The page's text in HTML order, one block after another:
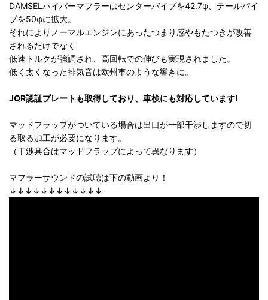
DAMSELハイパーマフラーはセンターパイプを42.7φ、テールパイ
プを50φに拡大。
それによりノーマルエンジンにあったつまり感やもたつきが改善
されるだけでなく
低速トルクが強調され、高回転での伸びも実現されました。
低く太くなった排気音は欧州車のような響きに。
JQR認証プレートも取得しており、車検にも対応しています!
マッドフラップがついている場合は出口が一部干渉しますので切
る取る加工が必要になります。
（干渉具合はマッドフラップによって異なります）
マフラーサウンドの試聴は下の動画より！
↓↓↓↓↓↓↓↓↓↓↓↓